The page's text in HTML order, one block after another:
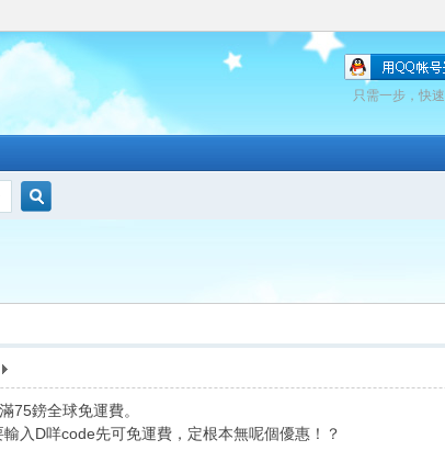
只需一步，快
75鎊全球免運費。
入D咩code先可免運費，定根本無呢個優惠！？